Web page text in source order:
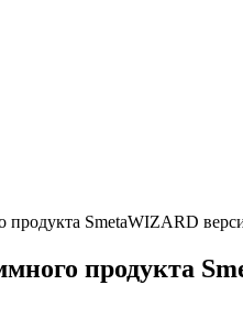
SmetaWIZARD
продукта